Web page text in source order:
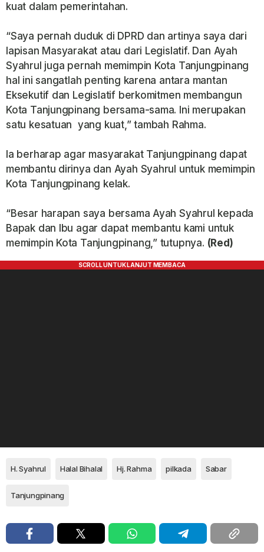
kuat dalam pemerintahan.
“Saya pernah duduk di DPRD dan artinya saya dari
lapisan Masyarakat atau dari Legislatif. Dan Ayah
Syahrul juga pernah memimpin Kota Tanjungpinang
hal ini sangatlah penting karena antara mantan
Eksekutif dan Legislatif berkomitmen membangun
Kota Tanjungpinang bersama-sama. Ini merupakan
satu kesatuan yang kuat,” tambah Rahma.
Ia berharap agar masyarakat Tanjungpinang dapat
membantu dirinya dan Ayah Syahrul untuk memimpin
Kota Tanjungpinang kelak.
“Besar harapan saya bersama Ayah Syahrul kepada
Bapak dan Ibu agar dapat membantu kami untuk
memimpin Kota Tanjungpinang,” tutupnya. (Red)
H. Syahrul Halal Bihalal Hj. Rahma pilkada Sabar
Tanjungpinang